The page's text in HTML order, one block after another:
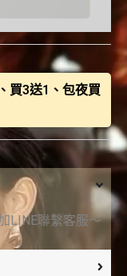
買3送1、包夜買
LINE聯繫客服～